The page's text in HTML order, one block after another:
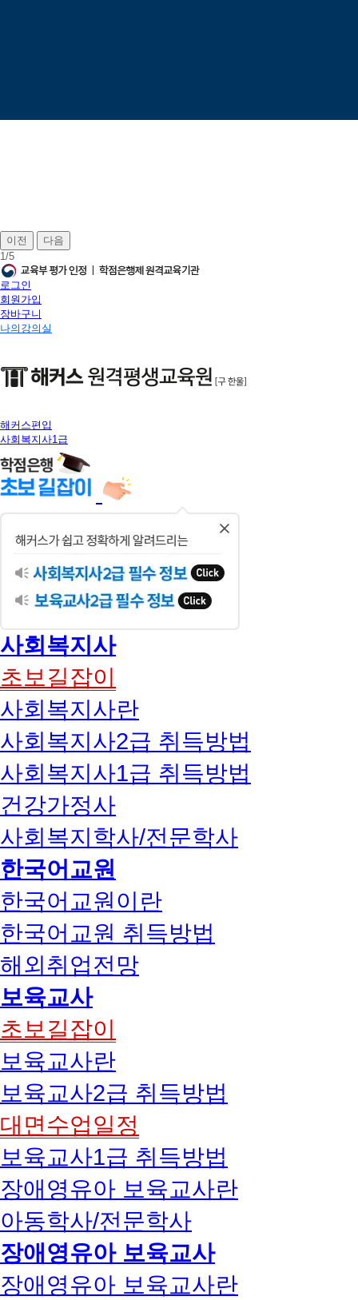
이전
다음
1/5
로그인
회원가입
장바구니
나의강의실
해커스편입
사회복지사1급
사회복지사
초보길잡이
사회복지사란
사회복지사2급 취득방법
사회복지사1급 취득방법
건강가정사
사회복지학사/전문학사
한국어교원
한국어교원이란
한국어교원 취득방법
해외취업전망
보육교사
초보길잡이
보육교사란
보육교사2급 취득방법
대면수업일정
보육교사1급 취득방법
장애영유아 보육교사란
아동학사/전문학사
장애영유아 보육교사
장애영유아 보육교사란